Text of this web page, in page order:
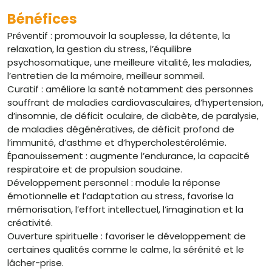
Bénéfices
Préventif : promouvoir la souplesse, la détente, la
relaxation, la gestion du stress, l’équilibre
psychosomatique, une meilleure vitalité, les maladies,
l’entretien de la mémoire, meilleur sommeil.
Curatif : améliore la santé notamment des personnes
souffrant de maladies cardiovasculaires, d’hypertension,
d’insomnie, de déficit oculaire, de diabète, de paralysie,
de maladies dégénératives, de déficit profond de
l’immunité, d’asthme et d’hypercholestérolémie.
Épanouissement : augmente l’endurance, la capacité
respiratoire et de propulsion soudaine.
Développement personnel : module la réponse
émotionnelle et l’adaptation au stress, favorise la
mémorisation, l’effort intellectuel, l’imagination et la
créativité.
Ouverture spirituelle : favoriser le développement de
certaines qualités comme le calme, la sérénité et le
lâcher-prise.